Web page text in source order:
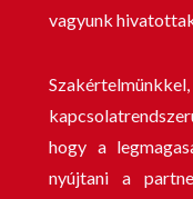
vagyunk
hogy a
nyújtani a